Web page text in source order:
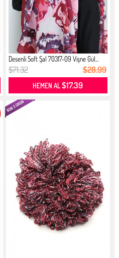
Desenli Soft Şal 70317-09 Vişne Gül...
$71.32 $28.99
HEMEN AL$17.39